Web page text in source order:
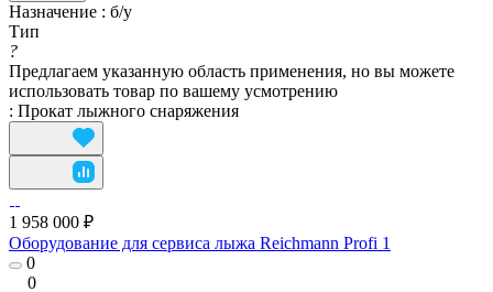
Назначение : б/у
Тип
?
Предлагаем указанную область применения, но вы можете
использовать товар по вашему усмотрению
: Прокат лыжного снаряжения
1 958 000 ₽
Оборудование для сервисa лыжа Reichmann Profi 1
0
0